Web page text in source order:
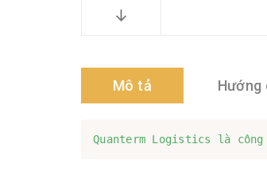
Mô tả Hướng
Quanterm Logistics là